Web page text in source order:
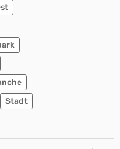
Stadt